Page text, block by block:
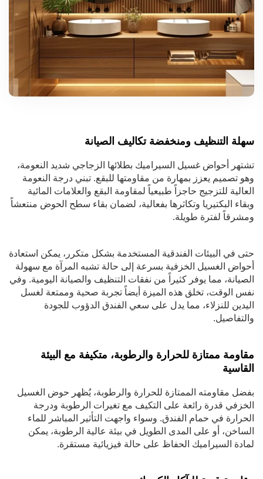
سهلة التنظيف ومنخفضة تكاليف الصيانة
تشتهر أحواض غسيل السيراميك بطلائها الزجاجي شديد النعومة،
وهو تصميم يعزز بمهارة من مقاومتها للبقع. تبني درجة النعومة
العالية للتزجيج حاجزاً طبيعياً لمقاومة البقع والعلامات المائية
وبقاء البكتيريا وتكاثرها بفعالية، لضمان بقاء سطح الحوض منتعشاً
ومشرقاً لفترة طويلة.
حتى في البيئات الفندقية المستخدمة بشكل متكرر، يمكن استعادة
أحواض الغسيل الخزفية بسرعة إلى حالة تشبه المرآة مع سهولة
الصيانة، مما يوفر كثيراً من نفقات التنظيف والصيانة اليومية. وفي
نفس الوقت، تخلق هذه الميزة أيضاً تجربة صحية وممتعة لغسل
اليدين للنزلاء، مما يدل على سعي الفندق الدؤوب للجودة
والتفاصيل.
مقاومة ممتازة للحرارة والرطوبة، متكيفة مع البيئة
القاسية
بفضل مقاومته الممتازة للحرارة والرطوبة، يُظهر حوض الغسيل
الخزفي قدرة رائعة على التكيف مع تغيرات الرطوبة ودرجة
الحرارة في حمام الفندق. وسواء واجهت التأثير المباشر للماء
الساخن، أو على المدى الطويل في بيئة عالية الرطوبة، يمكن
لمادة السيراميك الحفاظ على حالة فيزيائية مستقرة.